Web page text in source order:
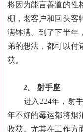
将因为能言善道的性
棚，老客户和回头客
满钵满。到了下半年
弟的想法，都可以付
获。
2、 射手座
进入224年，射手
年不好的霉运都将烟
收获。尤其在工作方